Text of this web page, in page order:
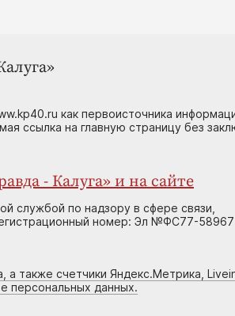
как первоисточника
ссылка на главную страницу без
- Калуга» и на сайте
службой по надзору в сфере связи,
номер: Эл №ФС77-58967
а также счетчики Яндекс.Метрика,
персональных данных.